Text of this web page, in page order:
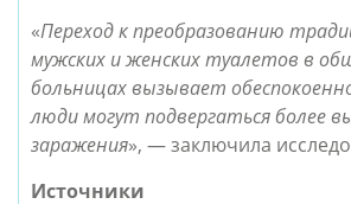
«Переход к преобразованию
мужских и женских туалетов в
больницах вызывает
люди могут подвергаться более
заражения», — заключила
Источники